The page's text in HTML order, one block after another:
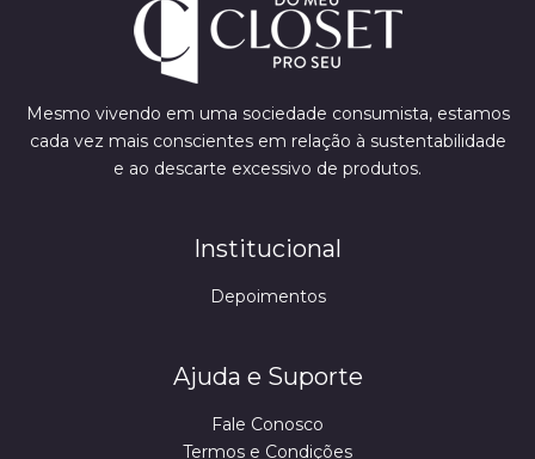
Mesmo vivendo em uma sociedade consumista, estamos
cada vez mais conscientes em relação à sustentabilidade
e ao descarte excessivo de produtos.
Institucional
Depoimentos
Ajuda e Suporte
Fale Conosco
Termos e Condições